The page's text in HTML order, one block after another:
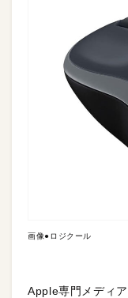
画像●ロジクール
Apple専門メディア